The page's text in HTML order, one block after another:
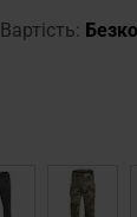
Вартість: